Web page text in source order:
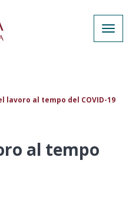
lavoro al tempo del COVID-19
al tempo